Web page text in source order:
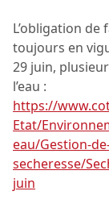
L’obligation de
toujours en
29 juin,
l’eau :
https://
Etat/
eau/Gestion-
secheresse/
juin